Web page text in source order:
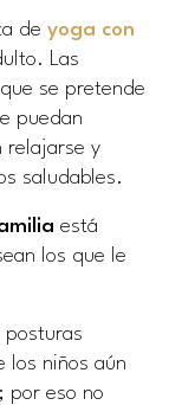
de yoga con
Las
se pretende
puedan
relajarse y
saludables.
está
los que le
posturas
los niños aún
por eso no